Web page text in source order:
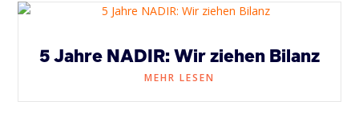
5 Jahre NADIR: Wir ziehen Bilanz
MEHR LESEN